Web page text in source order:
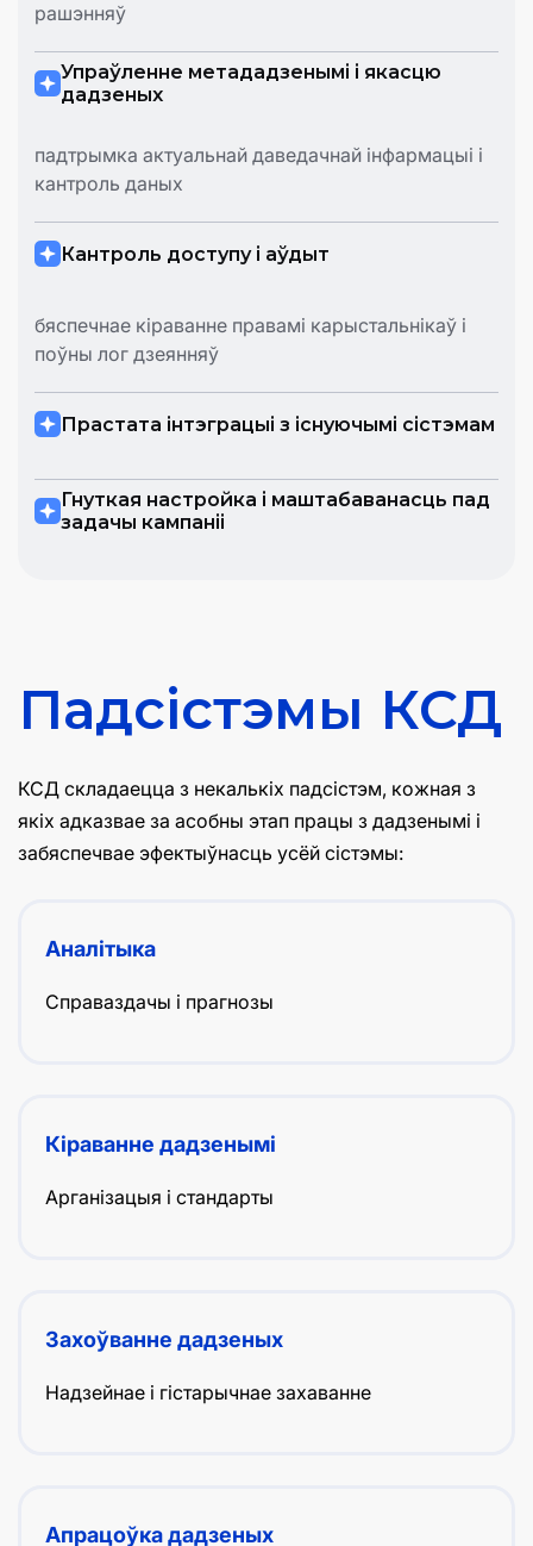
рашэнняў
Упраўленне метададзенымі і якасцю
дадзеных
падтрымка актуальнай даведачнай інфармацыі і
кантроль даных
Кантроль доступу і аўдыт
бяспечнае кіраванне правамі карыстальнікаў і
поўны лог дзеянняў
Прастата інтэграцыі з існуючымі сістэмам
Гнуткая настройка і маштабаванасць пад
задачы кампаніі
Падсістэмы КСД
КСД складаецца з некалькіх падсістэм, кожная з
якіх адказвае за асобны этап працы з дадзенымі і
забяспечвае эфектыўнасць усёй сістэмы:
Аналітыка
Справаздачы і прагнозы
Кіраванне дадзенымі
Арганізацыя і стандарты
Захоўванне дадзеных
Надзейнае і гістарычнае захаванне
Апрацоўка дадзеных